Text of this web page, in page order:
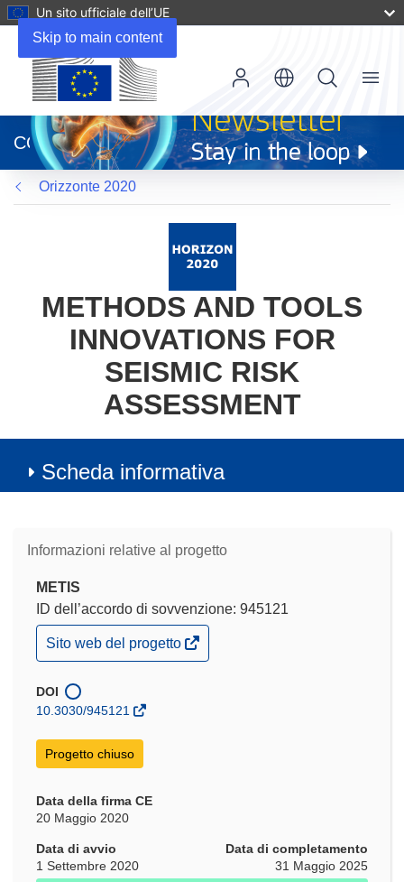
Skip to main content
Un sito ufficiale dell’UE
apre
in
una
nuova
finestra)
CORDIS
Menu
Orizzonte 2020
METHODS AND TOOLS
INNOVATIONS FOR
SEISMIC RISK
ASSESSMENT
Scheda informativa
Informazioni relative al progetto
METIS
ID dell’accordo di sovvenzione: 945121
(si
apre
una
nuova
Sito web del progetto
DOI
10.3030/945121
Progetto chiuso
Data della firma CE
20 Maggio 2020
Data di avvio
1 Settembre 2020
Data di completamento
31 Maggio 2025